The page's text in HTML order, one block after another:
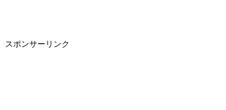
スポンサーリンク